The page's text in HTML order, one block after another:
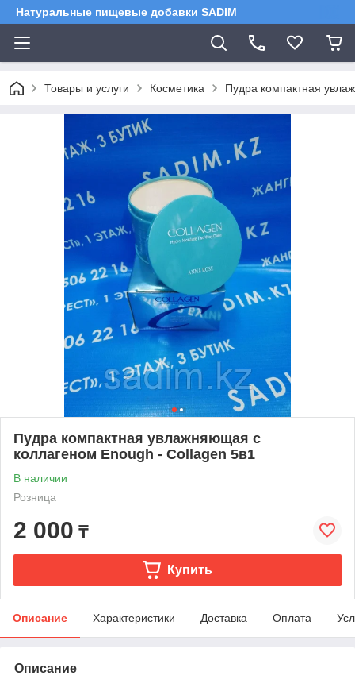
Натуральные пищевые добавки SADIM
Товары и услуги Косметика Пудра компактная
Пудра компактная увлажняющая с
коллагеном Enough - Collagen 5в1
В наличии
Розница
2 000 ₸
Купить
Описание Характеристики Доставка Оплата
Описание